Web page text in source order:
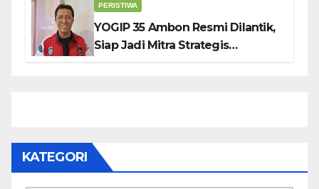
PERISTIWA
YOGIP 35 Ambon Resmi Dilantik,
Siap Jadi Mitra Strategis
KATEGORI